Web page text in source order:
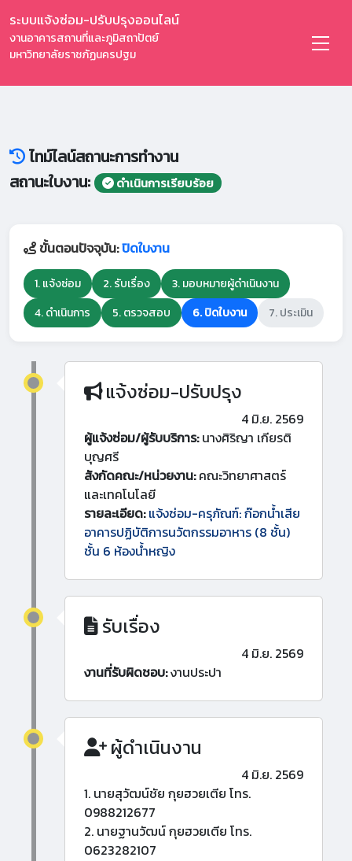
ระบบแจ้งซ่อม-ปรับปรุงออนไลน์
งานอาคารสถานที่และภูมิสถาปัตย์
มหาวิทยาลัยราชภัฏนครปฐม
ไทม์ไลน์สถานะการทำงาน
สถานะใบงาน:
ดำเนินการเรียบร้อย
ขั้นตอนปัจจุบัน:ปิดใบงาน
1. แจ้งซ่อม 2. รับเรื่อง
3. มอบหมายผู้ดำเนินงาน
4. ดำเนินการ
5. ตรวจสอบ 6. ปิดใบงาน 7. ประเมิน
แจ้งซ่อม-ปรับปรุง
4 มิ.ย. 2569
ผู้แจ้งซ่อม/ผู้รับบริการ:นางศิริญา เกียรติ
บุญศรี
สังกัดคณะ/หน่วยงาน:คณะวิทยาศาสตร์
และเทคโนโลยี
รายละเอียด: แจ้งซ่อม-ครุภัณฑ์: ก๊อกน้ำเสีย
อาคารปฏิบัติการนวัตกรรมอาหาร (8 ชั้น)
ชั้น 6 ห้องน้ำหญิง
รับเรื่อง
4 มิ.ย. 2569
งานที่รับผิดชอบ:งานประปา
ผู้ดำเนินงาน
4 มิ.ย. 2569
1. นายสุวัฒน์ชัย กุยฮวยเตีย โทร.
0988212677
2. นายฐานวัฒน์ กุยฮวยเตีย โทร.
0623282107